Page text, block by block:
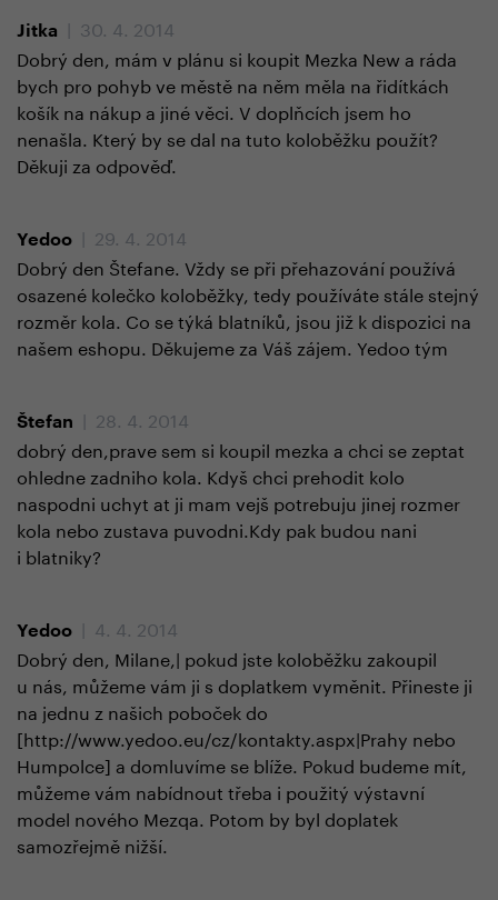
Jitka
| 30. 4. 2014
Dobrý den, mám v plánu si koupit Mezka New a ráda
bych pro pohyb ve městě na něm měla na řidítkách
košík na nákup a jiné věci. V doplňcích jsem ho
nenašla. Který by se dal na tuto koloběžku použít?
Děkuji za odpověď.
Yedoo
| 29. 4. 2014
Dobrý den Štefane. Vždy se při přehazování používá
osazené kolečko koloběžky, tedy používáte stále stejný
rozměr kola. Co se týká blatníků, jsou již k dispozici na
našem eshopu. Děkujeme za Váš zájem. Yedoo tým
Štefan
| 28. 4. 2014
dobrý den,prave sem si koupil mezka a chci se zeptat
ohledne zadniho kola. Kdyš chci prehodit kolo
naspodni uchyt at ji mam vejš potrebuju jinej rozmer
kola nebo zustava puvodni.Kdy pak budou nani
i blatniky?
Yedoo
| 4. 4. 2014
Dobrý den, Milane,| pokud jste koloběžku zakoupil
u nás, můžeme vám ji s doplatkem vyměnit. Přineste ji
na jednu z našich poboček do
[http://www.yedoo.eu/cz/kontakty.aspx|Prahy nebo
Humpolce] a domluvíme se blíže. Pokud budeme mít,
můžeme vám nabídnout třeba i použitý výstavní
model nového Mezqa. Potom by byl doplatek
samozřejmě nižší.